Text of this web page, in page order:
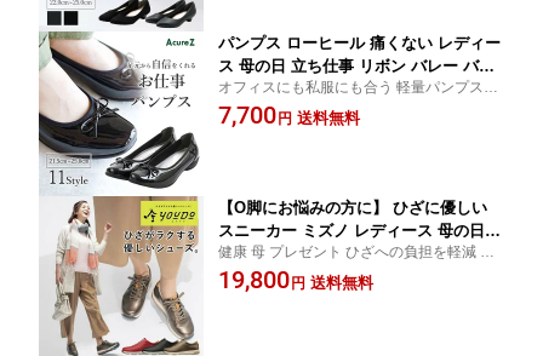
パンプス ローヒール 痛くない レディー
ス 母の日 立ち仕事 リボン バレー バレ
エ フラットシューズ パンプス アキュア
ーズ AcureZ 走れる 黒 疲れない フラッ
オフィスにも私服にも合う 軽量パンプス レ
ディースパンプス 外反母趾 AcureZ フラッ
トシューズ フラットパンプス アシックス 3
7,700円 送料無料
【O脚にお悩みの方に】 ひざに優しい
スニーカー ミズノ レディース 母の日
シニア ユウドウ YOUDO 母親 祖母 おば
あちゃん ウォーキングシューズ 関節痛
健康 母 プレゼント ひざへの負担を軽減 ス
ニーカー ひざの痛み 関節痛 O脚 矯正 ミズ
ノ mizuno ユウドウ レディース 女性 シニア
19,800円 送料無料